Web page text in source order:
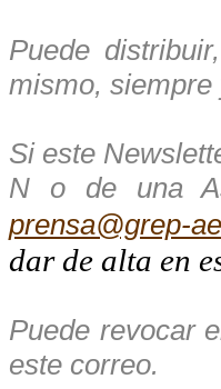
Puede
mismo, siempre
Si este
N o de una
prensa@grep-
dar de alta en
Puede revocar
este correo.